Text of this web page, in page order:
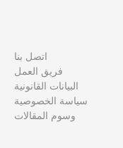
اتصل بنا
فريق العمل
البيانات القانونية
سياسة الخصوصية
وسوم المقالات